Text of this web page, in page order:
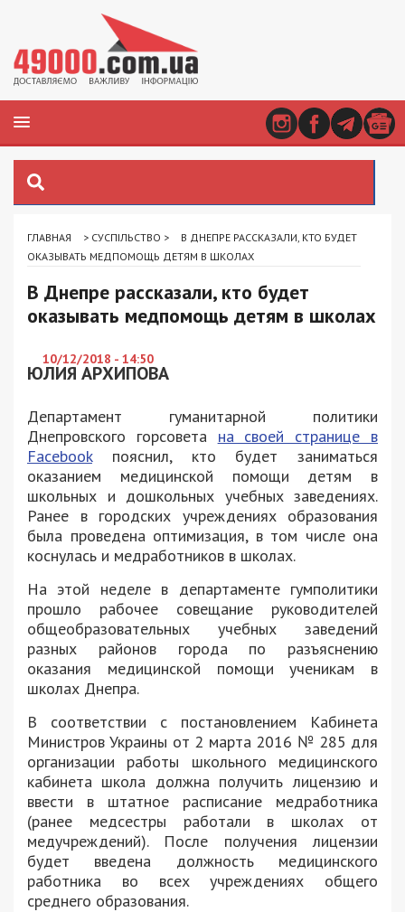
ГЛАВНАЯ > СУСПІЛЬСТВО >
В ДНЕПРЕ РАССКАЗАЛИ, КТО БУДЕТ
ОКАЗЫВАТЬ МЕДПОМОЩЬ ДЕТЯМ В ШКОЛАХ
В Днепре рассказали, кто будет
оказывать медпомощь детям в школах
10/12/2018 - 14:50
ЮЛИЯ АРХИПОВА
Департамент гуманитарной политики
Днепровского горсовета на своей странице в
Facebookпояснил, кто будет заниматься
оказанием медицинской помощи детям в
школьных и дошкольных учебных заведениях.
Ранее в городских учреждениях образования
была проведена оптимизация, в том числе она
коснулась и медработников в школах.
На этой неделе в департаменте гумполитики
прошло рабочее совещание руководителей
общеобразовательных учебных заведений
разных районов города по разъяснению
оказания медицинской помощи ученикам в
школах Днепра.
В соответствии с постановлением Кабинета
Министров Украины от 2 марта 2016 № 285 для
организации работы школьного медицинского
кабинета школа должна получить лицензию и
ввести в штатное расписание медработника
(ранее медсестры работали в школах от
медучреждений). После получения лицензии
будет введена должность медицинского
работника во всех учреждениях общего
среднего образования.